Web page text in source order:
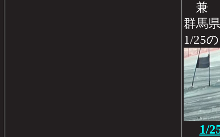
兼
群馬
1/25
1/